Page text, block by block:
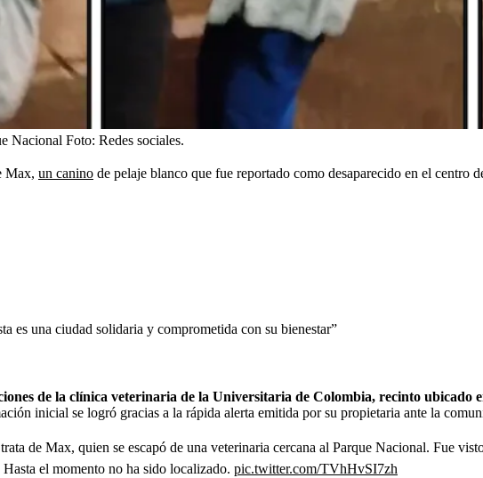
Nacional Foto: Redes sociales.
Max, un canino de pelaje blanco que fue reportado como desaparecido en el centro
es una ciudad solidaria y comprometida con su bienestar”
de la clínica veterinaria de la Universitaria de Colombia, recinto
inicial se logró gracias a la rápida alerta emitida por su propietaria ante la
de Max, quien se escapó de una veterinaria cercana al Parque Nacional. Fue
el momento no ha sido localizado. pic.twitter.com/TVhHvSI7zh